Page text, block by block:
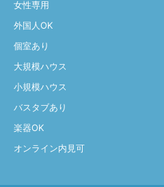
女性専用
外国人OK
個室あり
大規模ハウス
小規模ハウス
バスタブあり
楽器OK
オンライン内見可